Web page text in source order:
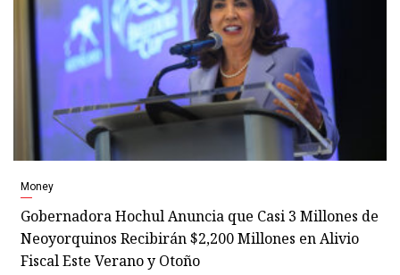
Money
Gobernadora Hochul Anuncia que Casi 3 Millones de
Neoyorquinos Recibirán $2,200 Millones en Alivio
Fiscal Este Verano y Otoño